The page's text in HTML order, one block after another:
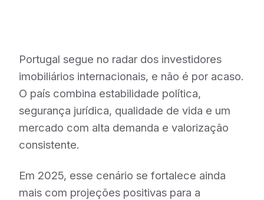
Portugal segue no radar dos investidores
imobiliários internacionais, e não é por acaso.
O país combina estabilidade política,
segurança jurídica, qualidade de vida e um
mercado com alta demanda e valorização
consistente.
Em 2025, esse cenário se fortalece ainda
mais com projeções positivas para a